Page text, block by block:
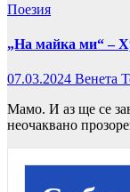
Поезия
„На майка ми“ –
07.03.2024 Венета
Мамо. И аз ще се
неочаквано